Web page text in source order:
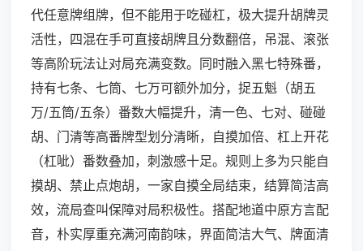
代任意牌组牌，但不能用于吃碰杠，极大提升胡牌灵
活性，四混在手可直接胡牌且分数翻倍，吊混、滚张
等高阶玩法让对局充满变数。同时融入黑七特殊番，
持有七条、七筒、七万可额外加分，捉五魁（胡五
万/五筒/五条）番数大幅提升，清一色、七对、碰碰
胡、门清等高番牌型划分清晰，自摸加倍、杠上开花
（杠呲）番数叠加，刺激感十足。规则上多为只能自
摸胡、禁止点炮胡，一家自摸全局结束，结算简洁高
效，流局查叫保障对局积极性。搭配地道中原方言配
音，朴实厚重充满河南韵味，界面简洁大气、牌面清